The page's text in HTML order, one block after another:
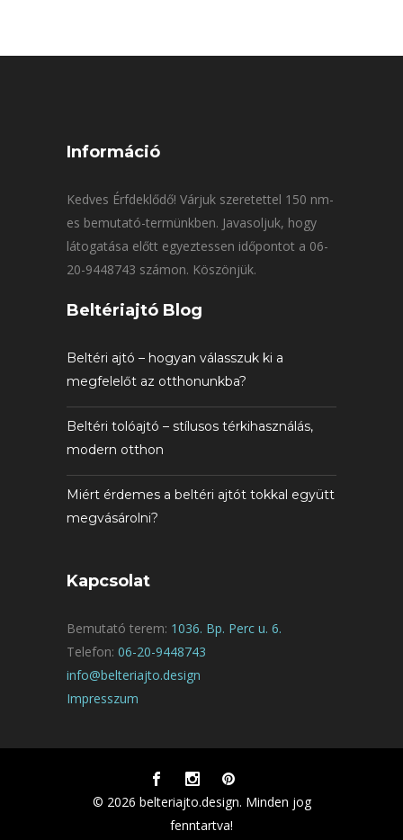
Információ
Kedves Érfdeklődő! Várjuk szeretettel 150 nm-
es bemutató-termünkben. Javasoljuk, hogy
látogatása előtt egyeztessen időpontot a 06-
20-9448743 számon. Köszönjük.
Beltériajtó Blog
Beltéri ajtó – hogyan válasszuk ki a
megfelelőt az otthonunkba?
Beltéri tolóajtó – stílusos térkihasználás,
modern otthon
Miért érdemes a beltéri ajtót tokkal együtt
megvásárolni?
Kapcsolat
Bemutató terem: 1036. Bp. Perc u. 6.
Telefon: 06-20-9448743
info@belteriajto.design
Impresszum
© 2026 belteriajto.design. Minden jog
fenntartva!